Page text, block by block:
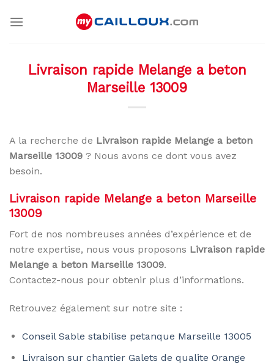
Livraison rapide Melange a beton
Marseille 13009
A la recherche de Livraison rapide Melange a beton
Marseille 13009 ? Nous avons ce dont vous avez
besoin.
Livraison rapide Melange a beton Marseille
13009
Fort de nos nombreuses années d’expérience et de
notre expertise, nous vous proposons Livraison rapide
Melange a beton Marseille 13009.
Contactez-nous pour obtenir plus d’informations.
Retrouvez également sur notre site :
Conseil Sable stabilise petanque Marseille 13005
Livraison sur chantier Galets de qualite Orange